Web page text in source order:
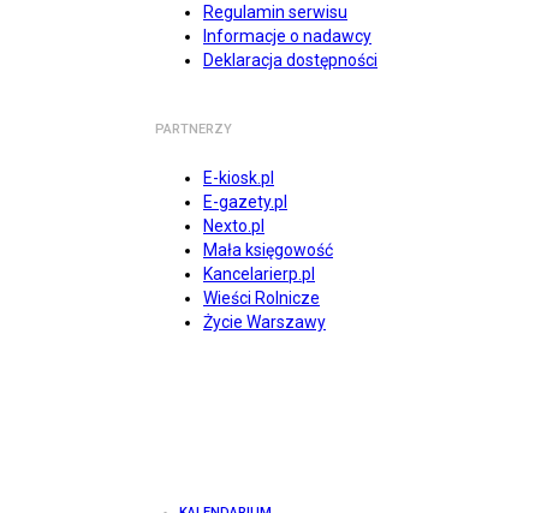
Regulamin serwisu
Informacje o nadawcy
Deklaracja dostępności
PARTNERZY
E-kiosk.pl
E-gazety.pl
Nexto.pl
Mała księgowość
Kancelarierp.pl
Wieści Rolnicze
Życie Warszawy